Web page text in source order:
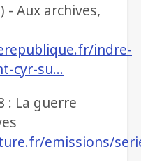
- Aux archives,
indre-
cyr-su…
: La guerre
emissions/